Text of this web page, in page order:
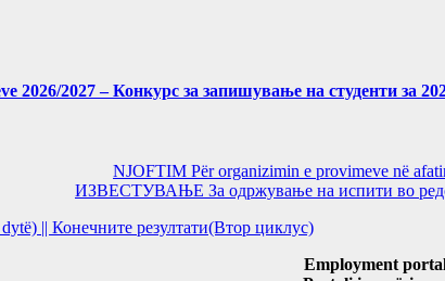
2026/2027 – Конкурс за запишување на студенти за
NJOFTIM Për organizimin e provimeve në
ИЗВЕСТУВАЊЕ За одржување на испити во
|| Конечните резултати(Втор циклус)
Employment